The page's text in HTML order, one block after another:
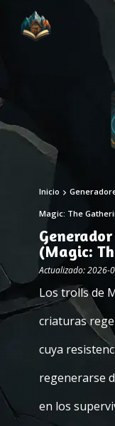
Inicio
Magic: The
(Magic:
Actualizado: 2026-
Los trolls de
criaturas
cuya
regenerarse
en los